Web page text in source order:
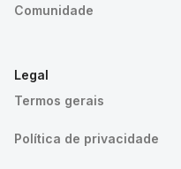
Comunidade
Legal
Termos gerais
Política de privacidade